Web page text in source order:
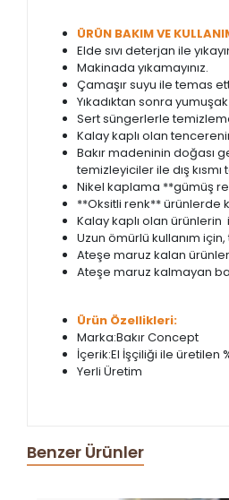
ÜRÜN BAKIM VE
Elde sıvı deterjan ile
Makinada yıkamayınız.
Çamaşır suyu ile temas
Yıkadıktan sonra
Sert süngerlerle
Kalay kaplı olan
Bakır madeninin doğası
temizleyiciler ile dış
Nikel kaplama **gümüş
**Oksitli renk** ürünlerde
Kalay kaplı olan ürünlerin
Uzun ömürlü kullanım
Ateşe maruz kalan
Ateşe maruz kalmayan
Ürün Özellikleri:
Marka:Bakır Concept
İçerik:El İşçiliği ile üretilen
Yerli Üretim
Benzer Ürünler